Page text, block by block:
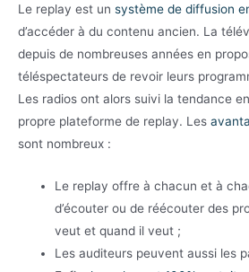
Le replay est un système de diffusion
d’accéder à du contenu ancien. La
depuis de nombreuses années en
téléspectateurs de revoir leurs
Les radios ont alors suivi la tendance
propre plateforme de replay. Les
sont nombreux :
Le replay offre à chacun et à
d’écouter ou de réécouter des
veut et quand il veut ;
Les auditeurs peuvent aussi les